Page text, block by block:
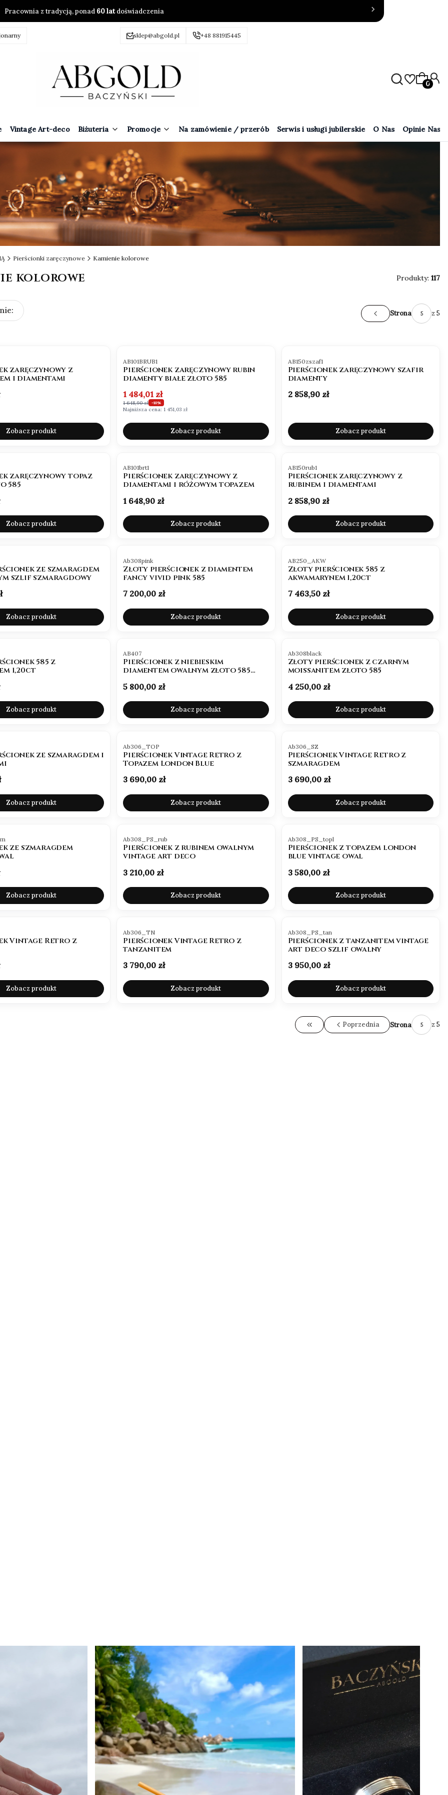
Pracownia z tradycją, ponad 60 latdoświadczenia
sklep@abgold.pl +48 881915445
Vintage Art-deco Biżuteria Promocje Na zamówienie / przerób Serwis i usługi jubilerskie O Nas Opinie
Pierścionki zaręczynowe Kamienie kolorowe
autentyczności & Indywidualny projekt
jakości kamieni. Biżuteria tylko dla Ciebie.
Roczna korekta rozmiaru & 2 lata gwarancji
Idealne dopasowanie. Pełny spokój na lata
OKAZJA BESTSELLER NOWOŚĆ
szafirem i
Cena promocyjna
2 151,77 zł
OKAZJA
diamenty próba 585
Cena promocyjna
1 484,01 zł
Najniższa cena:
OKAZJA BESTSELLER
owalnym
morganitem złoto
585
Cena promocyjna
2 376,00 zł
2 323,20 zł
OKAZJA BESTSELLER
szmaragdem Zambia
owal
Cena promocyjna
3 811,50 zł
kolorowe Produkty: 117
Poprzednie produkty
Strona z 5
zaręczynowy z
i diamentami
Zobacz produkt
Kod produktu
AB101BRUB1
Pierścionek zaręczynowy rubin
diamenty białe złoto 585
Cena promocyjna
1 484,01 zł
1 648,90 zł -10%
Najniższa cena: 1 451,03 zł
Zobacz produkt
Kod produktu
AB150zszaf1
Pierścionek zaręczynowy szafir
diamenty
Cena
2 858,90 zł
Zobacz produkt
zaręczynowy topaz
585
Zobacz produkt
Kod produktu
AB101brt1
Pierścionek zaręczynowy z
diamentami i różowym topazem
Cena
1 648,90 zł
Zobacz produkt
Kod produktu
AB150rub1
Pierścionek zaręczynowy z
rubinem i diamentami
Cena
2 858,90 zł
Zobacz produkt
ze szmaragdem
szlif szmaragdowy
Zobacz produkt
Kod produktu
Ab308pink
Złoty pierścionek z diamentem
fancy vivid pink 585
Cena
7 200,00 zł
Zobacz produkt
Kod produktu
AB250_AKW
Złoty pierścionek 585 z
akwamarynem 1,20ct
Cena
7 463,50 zł
Zobacz produkt
585 z
1,20ct
Zobacz produkt
Kod produktu
AB407
Pierścionek z niebieskim
diamentem owalnym złoto 585
Cena
5 800,00 zł
Zobacz produkt
Kod produktu
Ab308black
Złoty pierścionek z czarnym
moissanitem złoto 585
Cena
4 250,00 zł
Zobacz produkt
ze szmaragdem i
Zobacz produkt
Kod produktu
Ab306_TOP
Pierścionek Vintage Retro z
Topazem London Blue
Cena
3 690,00 zł
Zobacz produkt
Kod produktu
Ab306_SZ
Pierścionek Vintage Retro z
szmaragdem
Cena
3 690,00 zł
Zobacz produkt
ze szmaragdem
Zobacz produkt
Kod produktu
Ab308_PS_rub
Pierścionek z rubinem owalnym
vintage art deco
Cena
3 210,00 zł
Zobacz produkt
Kod produktu
Ab308_PS_topl
Pierścionek z topazem london
blue vintage owal
Cena
3 580,00 zł
Zobacz produkt
Vintage Retro z
Zobacz produkt
Kod produktu
Ab306_TN
Pierścionek Vintage Retro z
tanzanitem
Cena
3 790,00 zł
Zobacz produkt
Kod produktu
Ab308_PS_tan
Pierścionek z tanzanitem vintage
art deco szlif owalny
Cena
3 950,00 zł
Zobacz produkt
Wróć do pierwszej strony z produktami
Poprzednia Strona z 5